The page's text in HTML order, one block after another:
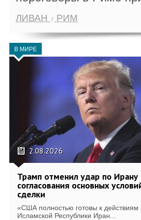
ЛИВАН РИМ
В МИРЕ
2.08.2026
Трамп отменил удар по Ирану
согласования основных
сделки
«США полностью готовы к действиям
Исламской Республики Иран...